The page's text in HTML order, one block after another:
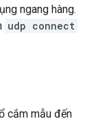
ngang hàng.
udp connect
cắm mẫu đến